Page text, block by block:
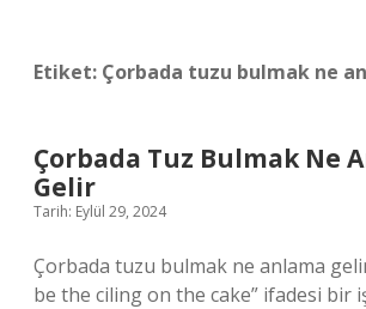
Etiket: Çorbada tuzu bulmak ne
Çorbada Tuz Bulmak Ne
Gelir
Tarih: Eylül 29, 2024
Çorbada tuzu bulmak ne anlama
be the ciling on the cake” ifadesi bir